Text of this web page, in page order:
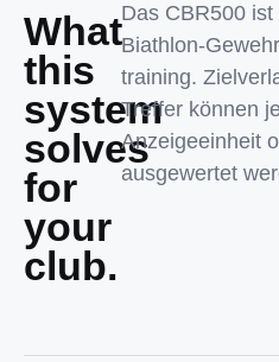
What
this
system
solves
for
your
club.
Das CBR500
Biathlon-
training.
Treffer können
Anzeigeeinheit
ausgewertet